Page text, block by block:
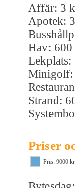
Affär: 3
Apotek:
Hav: 600
Lekplats:
Minigolf:
Strand:
Priser
Pris: 9000